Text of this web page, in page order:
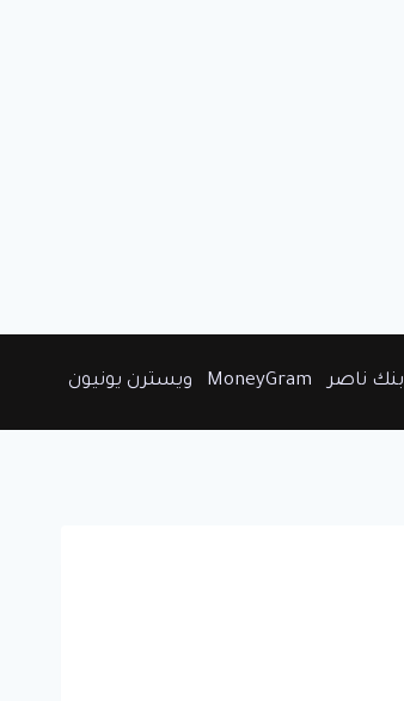
بنك ناصر MoneyGram ويسترن يونيون